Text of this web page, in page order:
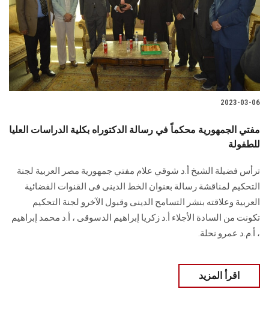
2023-03-06
مفتي الجمهورية محكماً في رسالة الدكتوراه بكلية الدراسات العليا
للطفولة
ترأس فضيلة الشيخ أ.د شوقي علام مفتي جمهورية مصر العربية لجنة
التحكيم لمناقشة رسالة بعنوان الخط الدينى فى القنوات الفضائية
العربية وعلاقته بنشر التسامح الدينى وقبول الآخرو لجنة التحكيم
تكونت من السادة الأجلاء أ.د زكريا إبراهيم الدسوقى ، أ.د محمد إبراهيم
، أ.م.د عمرو نحلة.
اقرأ المزيد